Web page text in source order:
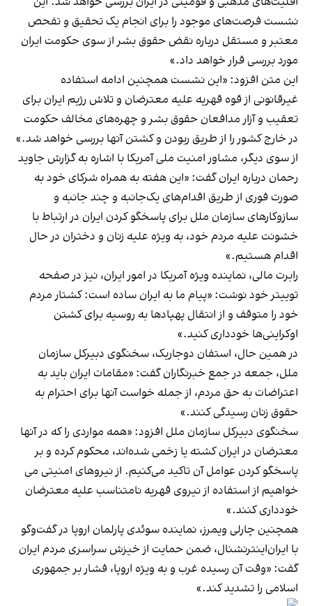
نشست فرصت‌های موجود را برای انجام یک تحقیق و تفحص
معتبر و مستقل درباره نقض حقوق بشر از سوی حکومت ایران
مورد بررسی قرار خواهد داد.»
این متن افزود: «این نشست همچنین ادامه استفاده
غیرقانونی از قوه قهریه علیه معترضان و تلاش رژیم ایران برای
تعقیب و آزار مدافعان حقوق بشر و چهره‌های مخالف حکومت
در خارج کشور را از طریق ربودن و کشتن آنها بررسی خواهد شد.»
از سوی دیگر، مشاور امنیت ملی آمریکا با اشاره به گزارش جاوید
رحمان درباره ایران گفت: «این هفته به همراه شرکای خود به
صورت فوری از طریق اقدام‌های یک‌جانبه و چند جانبه و
سازوکارهای سازمان ملل برای پاسخگو کردن ایران در ارتباط با
خشونت علیه مردم خود، به ویژه علیه زنان و دختران در حال
اقدام هستیم.»
رابرت مالی، نماینده ویژه آمریکا در امور ایران، نیز در صفحه
توییتر خود نوشت: «پیام ما به ایران ساده است: کشتار مردم
خود را متوقف و از انتقال پهپادها به روسیه برای کشتن
اوکراینی‌ها خودداری کنید.»
در همین حال، استفان دوجاریک، سخنگوی دبیرکل سازمان
ملل، جمعه در جمع خبرنگاران گفت: «مقامات ایران باید به
اعتراضات به حق مردم، از جمله خواست آنها برای احترام به
حقوق زنان رسیدگی کنند.»
سخنگوی دبیرکل سازمان ملل افزود: «همه مواردی را که در آنها
معترضان در ایران کشته یا زخمی شده‌اند، محکوم کرده و بر
پاسخگو کردن عوامل آن تاکید می‌کنیم. از نیروهای امنیتی می
خواهیم از استفاده از نیروی قهریه نامتناسب علیه معترضان
خودداری کنند.»
همچنین چارلی ویمرز، نماینده سوئدی پارلمان اروپا در گفت‌وگو
با ایران‌اینترنشنال، ضمن حمایت از خیزش سراسری مردم ایران
گفت: «وقت آن رسیده غرب و به ویژه اروپا، فشار بر جمهوری
اسلامی را تشدید کند.»